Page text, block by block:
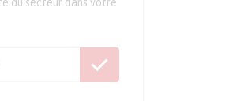
du secteur dans votre